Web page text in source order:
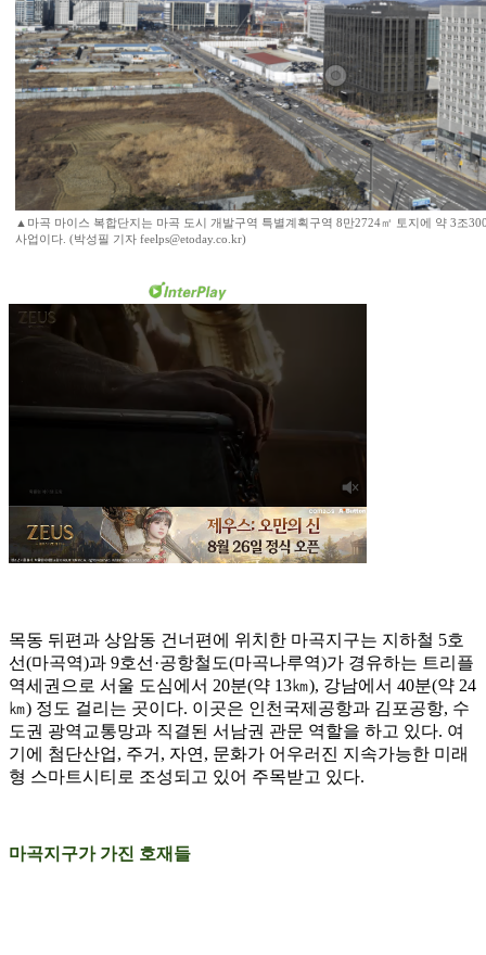
▲마곡 마이스 복합단지는 마곡 도시 개발구역 특별계획구역 8만2724㎡ 토지에 약 3조
사업이다. (박성필 기자 feelps@etoday.co.kr)
목동 뒤편과 상암동 건너편에 위치한 마곡지구는 지하철 5호
선(마곡역)과 9호선·공항철도(마곡나루역)가 경유하는 트리플
역세권으로 서울 도심에서 20분(약 13㎞), 강남에서 40분(약 24
㎞) 정도 걸리는 곳이다. 이곳은 인천국제공항과 김포공항, 수
도권 광역교통망과 직결된 서남권 관문 역할을 하고 있다. 여
기에 첨단산업, 주거, 자연, 문화가 어우러진 지속가능한 미래
형 스마트시티로 조성되고 있어 주목받고 있다.
마곡지구가 가진 호재들